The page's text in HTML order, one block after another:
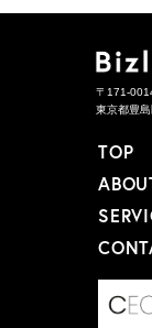
〒171-
東京都豊
TOP